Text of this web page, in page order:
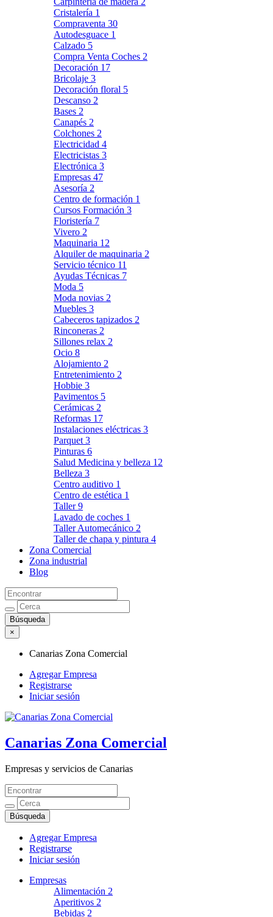
Cristalería 1
Compraventa 30
Autodesguace 1
Calzado 5
Compra Venta Coches 2
Decoración 17
Bricolaje 3
Decoración floral 5
Descanso 2
Bases 2
Canapés 2
Colchones 2
Electricidad 4
Electricistas 3
Electrónica 3
Empresas 47
Asesoría 2
Centro de formación 1
Cursos Formación 3
Floristería 7
Vivero 2
Maquinaria 12
Alquiler de maquinaria 2
Servicio técnico 11
Ayudas Técnicas 7
Moda 5
Moda novias 2
Muebles 3
Cabeceros tapizados 2
Rinconeras 2
Sillones relax 2
Ocio 8
Alojamiento 2
Entretenimiento 2
Hobbie 3
Pavimentos 5
Cerámicas 2
Reformas 17
Instalaciones eléctricas 3
Parquet 3
Pinturas 6
Salud Medicina y belleza 12
Belleza 3
Centro auditivo 1
Centro de estética 1
Taller9
Lavado de coches 1
Taller Automecánico 2
Taller de chapa y pintura 4
Zona Comercial
Zona industrial
Blog
×
Canarias Zona Comercial
Agregar Empresa
Registrarse
Iniciar sesión
Canarias Zona Comercial
Empresas y servicios de Canarias
Agregar Empresa
Registrarse
Iniciar sesión
Empresas
Alimentación 2
Aperitivos 2
Bebidas 2